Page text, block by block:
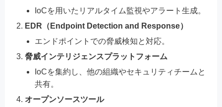
IoCを用いたリアルタイム監視やアラート生成。
EDR（Endpoint Detection and Response）
エンドポイントでの脅威検知と対応。
脅威インテリジェンスプラットフォーム
IoCを集約し、他の組織やセキュリティチームと
共有。
オープンソースツール